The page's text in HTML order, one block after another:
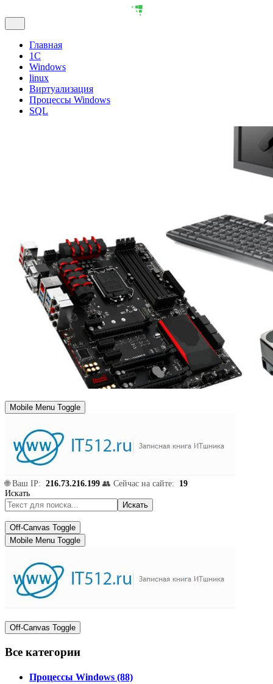
Главная
1С
Windows
linux
Виртуализация
Процессы Windows
SQL
Mobile Menu Toggle
🌐 Ваш IP: 216.73.216.199 👥 Сейчас на сайте:
19
Искать
Искать
Off-Canvas Toggle
Mobile Menu Toggle
Off-Canvas Toggle
Все категории
Процессы Windows (88)